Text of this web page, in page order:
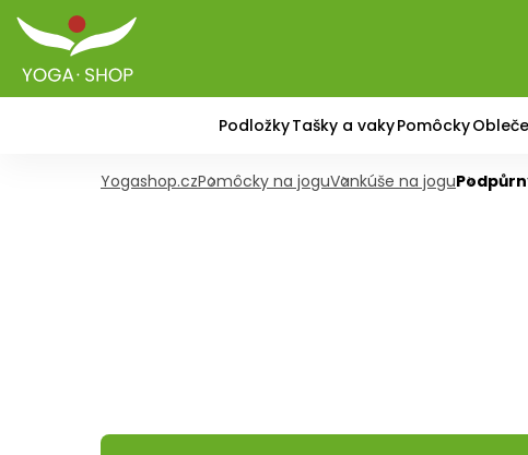
PodložkyTašky a vakyPomôcky
Yogashop.czPomôcky na joguVankúše na jogu